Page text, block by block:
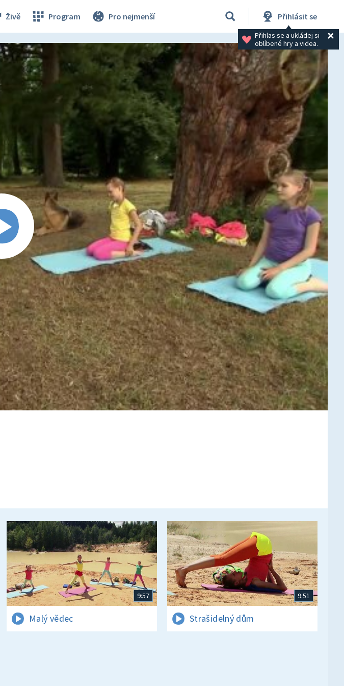
Živě Program Pro nejmenší Přihlásit se
Přihlas se a ukládej si
oblíbené hry a videa.
9:57
Malý vědec
9:51
Strašidelný dům